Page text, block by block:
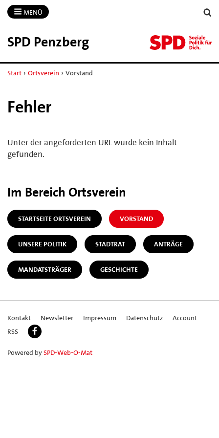
MENÜ
SPD Penzberg
Start › Ortsverein › Vorstand
Fehler
Unter der angeforderten URL wurde kein Inhalt
gefunden.
Im Bereich Ortsverein
STARTSEITE ORTSVEREIN VORSTAND
UNSERE POLITIK STADTRAT ANTRÄGE
MANDATSTRÄGER GESCHICHTE
Kontakt Newsletter Impressum Datenschutz
Account
RSS
Powered bySPD-Web-O-Mat